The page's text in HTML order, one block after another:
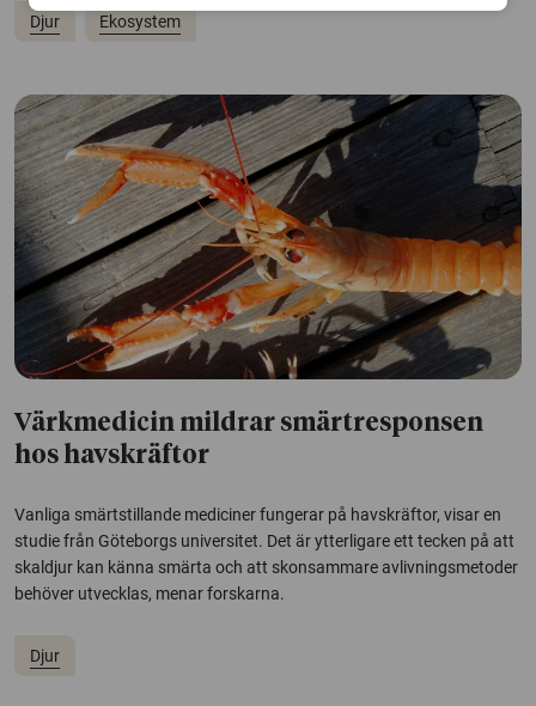
Djur Ekosystem
Värkmedicin mildrar smärtresponsen
hos havskräftor
Vanliga smärtstillande mediciner fungerar på havskräftor, visar en
studie från Göteborgs universitet. Det är ytterligare ett tecken på att
skaldjur kan känna smärta och att skonsammare avlivningsmetoder
behöver utvecklas, menar forskarna.
Djur